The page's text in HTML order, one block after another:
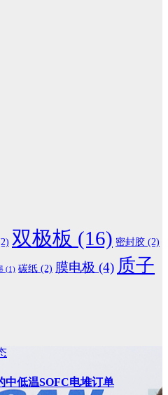
双极板 (16) 密封胶 (2)
(1) 碳纸 (2) 膜电极 (4) 质子
中低温SOFC电堆订单